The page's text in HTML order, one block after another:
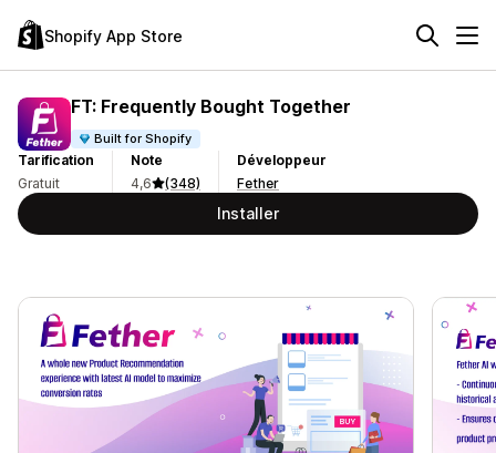
Shopify App Store
FT: Frequently Bought Together
Built for Shopify
Tarification
Gratuit
Note
4,6
(348)
Développeur
Fether
Installer